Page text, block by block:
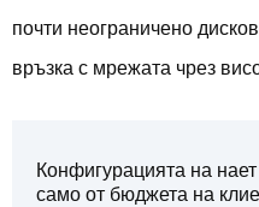
почти неограничено
връзка с мрежата чрез
Конфигурацията на
само от бюджета на